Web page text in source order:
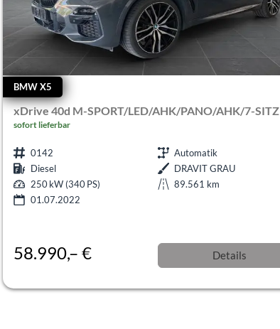
BMW X5
xDrive 40d M-SPORT/LED/AHK/PANO/AHK/7-SITZ
sofort lieferbar
0142
Automatik
Diesel
DRAVIT GRAU
250 kW (340 PS)
89.561 km
01.07.2022
58.990,– € Details